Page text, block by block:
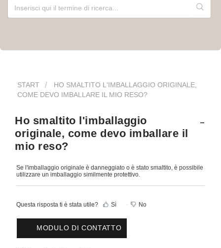
START
HO SMALTITO L'IMBALLAGGIO ORIGINALE,
COME DEVO IMBALLARE IL MIO RESO?
Ho smaltito l'imballaggio
originale, come devo imballare il
mio reso?
Se l'imballaggio originale è danneggiato o è stato smaltito, è possibile
utilizzare un imballaggio similmente protettivo.
Questa risposta ti è stata utile? Sì No
MODULO DI CONTATTO